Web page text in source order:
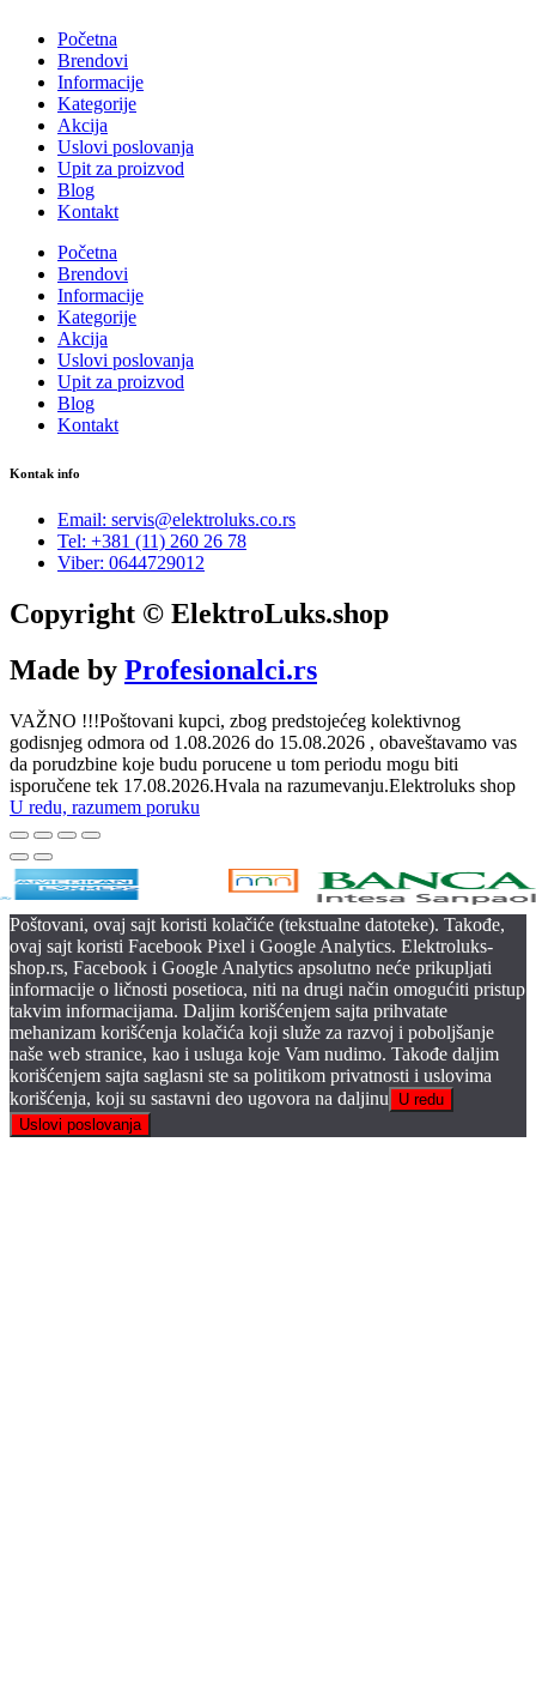
Početna
Brendovi
Informacije
Kategorije
Akcija
Uslovi poslovanja
Upit za proizvod
Blog
Kontakt
Početna
Brendovi
Informacije
Kategorije
Akcija
Uslovi poslovanja
Upit za proizvod
Blog
Kontakt
Kontak info
Email: servis@elektroluks.co.rs
Tel: +381 (11) 260 26 78
Viber: 0644729012
Copyright © ElektroLuks.shop
Made by Profesionalci.rs
VAŽNO !!!Poštovani kupci, zbog predstojećeg kolektivnog
godisnjeg odmora od 1.08.2026 do 15.08.2026 , obaveštavamo vas
da porudzbine koje budu porucene u tom periodu mogu biti
isporučene tek 17.08.2026.Hvala na razumevanju.Elektroluks shop
U redu, razumem poruku
Poštovani, ovaj sajt koristi kolačiće (tekstualne datoteke). Takođe,
ovaj sajt koristi Facebook Pixel i Google Analytics. Elektroluks-
shop.rs, Facebook i Google Analytics apsolutno neće prikupljati
informacije o ličnosti posetioca, niti na drugi način omogućiti pristup
takvim informacijama. Daljim korišćenjem sajta prihvatate
mehanizam korišćenja kolačića koji služe za razvoj i poboljšanje
naše web stranice, kao i usluga koje Vam nudimo. Takođe daljim
korišćenjem sajta saglasni ste sa politikom privatnosti i uslovima
korišćenja, koji su sastavni deo ugovora na daljinu
U redu
Uslovi poslovanja